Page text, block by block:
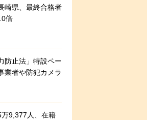
崎県、最終合格者
倍
防止法」特設ペー
業者や防犯カメラ
9,377人、在籍